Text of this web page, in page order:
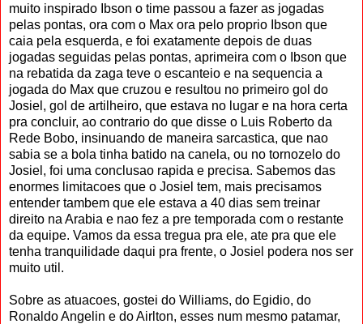
muito inspirado Ibson o time passou a fazer as jogadas
pelas pontas, ora com o Max ora pelo proprio Ibson que
caia pela esquerda, e foi exatamente depois de duas
jogadas seguidas pelas pontas, aprimeira com o Ibson que
na rebatida da zaga teve o escanteio e na sequencia a
jogada do Max que cruzou e resultou no primeiro gol do
Josiel, gol de artilheiro, que estava no lugar e na hora certa
pra concluir, ao contrario do que disse o Luis Roberto da
Rede Bobo, insinuando de maneira sarcastica, que nao
sabia se a bola tinha batido na canela, ou no tornozelo do
Josiel, foi uma conclusao rapida e precisa. Sabemos das
enormes limitacoes que o Josiel tem, mais precisamos
entender tambem que ele estava a 40 dias sem treinar
direito na Arabia e nao fez a pre temporada com o restante
da equipe. Vamos da essa tregua pra ele, ate pra que ele
tenha tranquilidade daqui pra frente, o Josiel podera nos ser
muito util.
Sobre as atuacoes, gostei do Williams, do Egidio, do
Ronaldo Angelin e do Airlton, esses num mesmo patamar,